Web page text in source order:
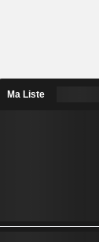
Ma Liste